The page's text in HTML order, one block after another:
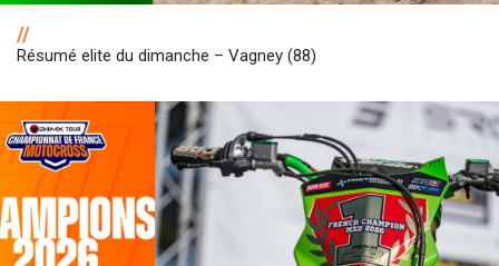
//
Résumé elite du dimanche – Vagney (88)